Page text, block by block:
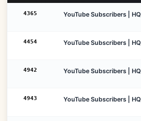
4365 YouTube Subscribers |
4454 YouTube Subscribers |
4942 YouTube Subscribers |
4943 YouTube Subscribers |